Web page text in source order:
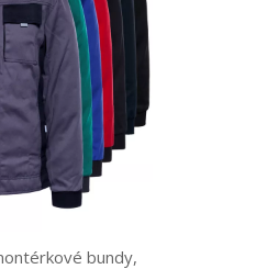
bundy,